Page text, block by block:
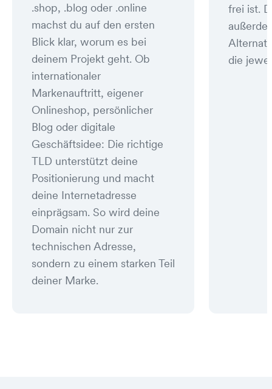
.shop, .blog oder .online
machst du auf den ersten
Blick klar, worum es bei
deinem Projekt geht. Ob
internationaler
Markenauftritt, eigener
Onlineshop, persönlicher
Blog oder digitale
Geschäftsidee: Die richtige
TLD unterstützt deine
Positionierung und macht
deine Internetadresse
einprägsam. So wird deine
Domain nicht nur zur
technischen Adresse,
sondern zu einem starken Teil
deiner Marke.
frei ist.
die